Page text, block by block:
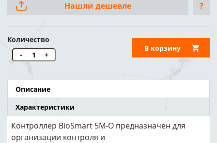
Нашли дешевле ?
Количество
-
+
В корзину
Описание
Характеристики
Контроллер BioSmart 5M-О предназначен для
организации контроля и